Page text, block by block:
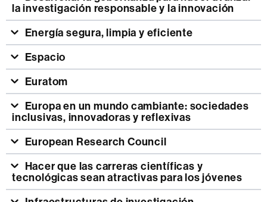
la investigación responsable y la innovación
Energía segura, limpia y eficiente
Espacio
Euratom
inclusivas, innovadoras y reflexivas
European Research Council
tecnológicas sean atractivas para los jóvenes